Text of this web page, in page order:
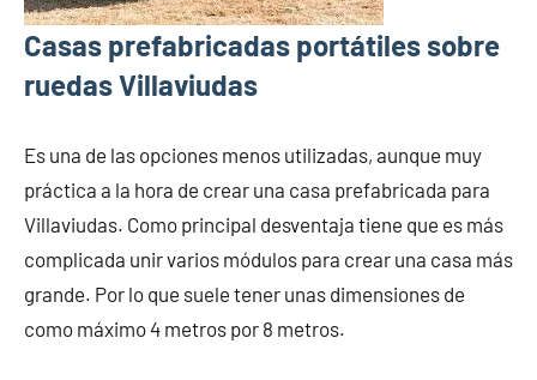
Casas prefabricadas portátiles sobre
ruedas Villaviudas
Es una de las opciones menos utilizadas, aunque muy
práctica a la hora de crear una casa prefabricada para
Villaviudas. Como principal desventaja tiene que es más
complicada unir varios módulos para crear una casa más
grande. Por lo que suele tener unas dimensiones de
como máximo 4 metros por 8 metros.